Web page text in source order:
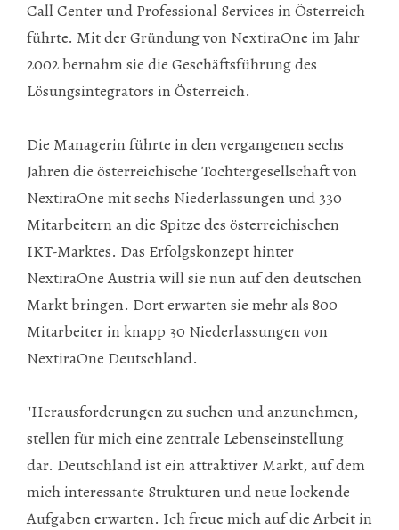
Call Center und Professional Services in Österreich
führte. Mit der Gründung von NextiraOne im Jahr
2002 bernahm sie die Geschäftsführung des
Lösungsintegrators in Österreich.
Die Managerin führte in den vergangenen sechs
Jahren die österreichische Tochtergesellschaft von
NextiraOne mit sechs Niederlassungen und 330
Mitarbeitern an die Spitze des österreichischen
IKT-Marktes. Das Erfolgskonzept hinter
NextiraOne Austria will sie nun auf den deutschen
Markt bringen. Dort erwarten sie mehr als 800
Mitarbeiter in knapp 30 Niederlassungen von
NextiraOne Deutschland.
"Herausforderungen zu suchen und anzunehmen,
stellen für mich eine zentrale Lebenseinstellung
dar. Deutschland ist ein attraktiver Markt, auf dem
mich interessante Strukturen und neue lockende
Aufgaben erwarten. Ich freue mich auf die Arbeit in